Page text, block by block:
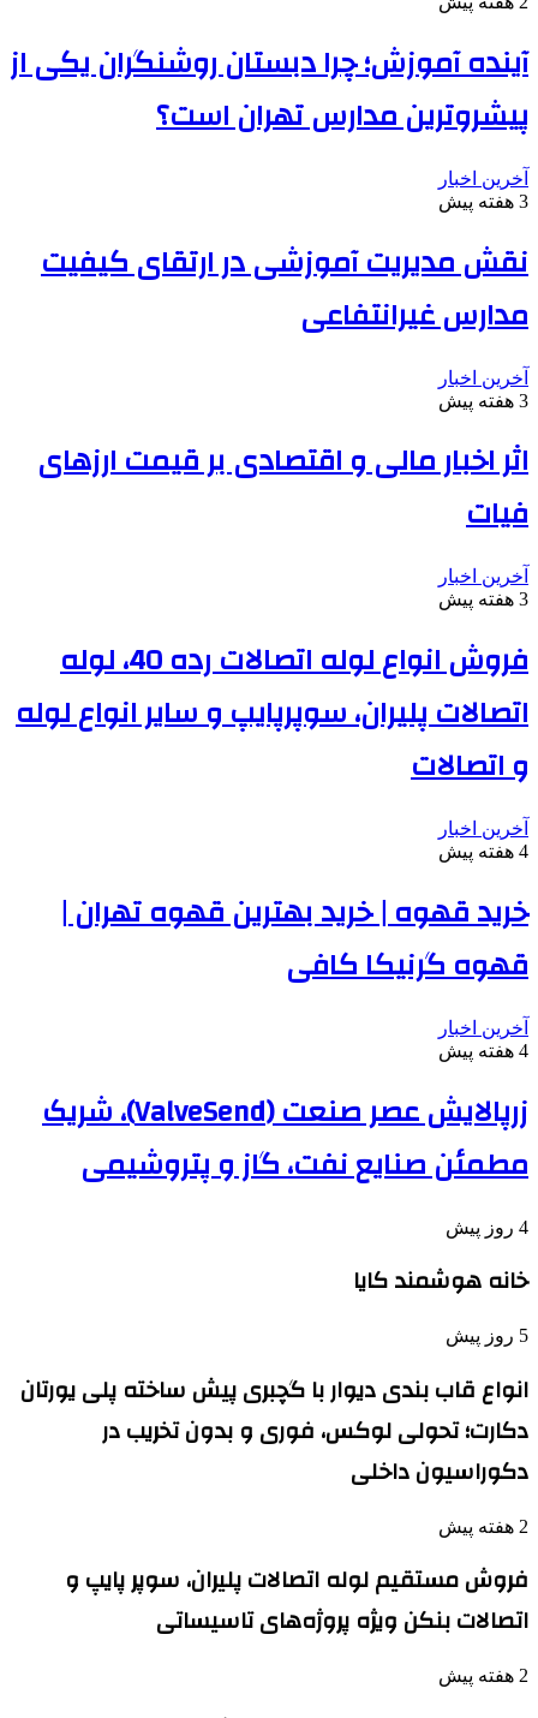
آینده آموزش؛ چرا دبستان روشنگران یکی از
پیشروترین مدارس تهران است؟
آخرین اخبار
3 هفته پیش
نقش مدیریت آموزشی در ارتقای کیفیت
مدارس غیرانتفاعی
آخرین اخبار
3 هفته پیش
اثر اخبار مالی و اقتصادی بر قیمت ارزهای
فیات
آخرین اخبار
3 هفته پیش
فروش انواع لوله اتصالات رده 40، لوله
اتصالات پلیران، سوپرپایپ و سایر انواع لوله
و اتصالات
آخرین اخبار
4 هفته پیش
خرید قهوه | خرید بهترین قهوه تهران |
قهوه گرنیکا کافی
آخرین اخبار
4 هفته پیش
زرپالایش عصر صنعت (ValveSend)، شریک
مطمئن صنایع نفت، گاز و پتروشیمی
4 روز پیش
خانه هوشمند کایا
5 روز پیش
انواع قاب بندی دیوار با گچبری پیش ساخته پلی یورتان
دکارت؛ تحولی لوکس، فوری و بدون تخریب در
دکوراسیون داخلی
2 هفته پیش
فروش مستقیم لوله اتصالات پلیران، سوپر پایپ و
اتصالات بنکن ویژه پروژه‌های تاسیساتی
2 هفته پیش